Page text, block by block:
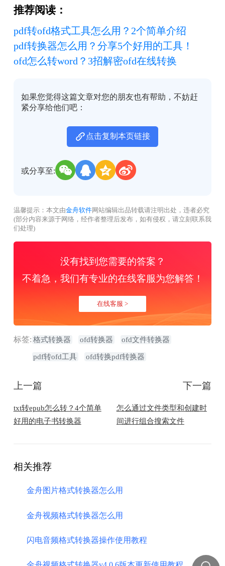
推荐阅读：
pdf转ofd格式工具怎么用？2个简单介绍
pdf转换器怎么用？分享5个好用的工具！
ofd怎么转word？3招解密ofd在线转换
如果您觉得这篇文章对您的朋友也有帮助，不妨赶
紧分享给他们吧：
点击复制本页链接
或分享至:
温馨提示：本文由金舟软件网站编辑出品转载请注明出处，违者必究
(部分内容来源于网络，经作者整理后发布，如有侵权，请立刻联系我
们处理)
没有找到您需要的答案？
不着急，我们有专业的在线客服为您解答！
在线客服 >
标签: 格式转换器 ofd转换器 ofd文件转换器
pdf转ofd工具 ofd转换pdf转换器
上一篇
txt转epub怎么转？4个简单
好用的电子书转换器
下一篇
怎么通过文件类型和创建时
间进行组合搜索文件
相关推荐
金舟图片格式转换器怎么用
金舟视频格式转换器怎么用
闪电音频格式转换器操作使用教程